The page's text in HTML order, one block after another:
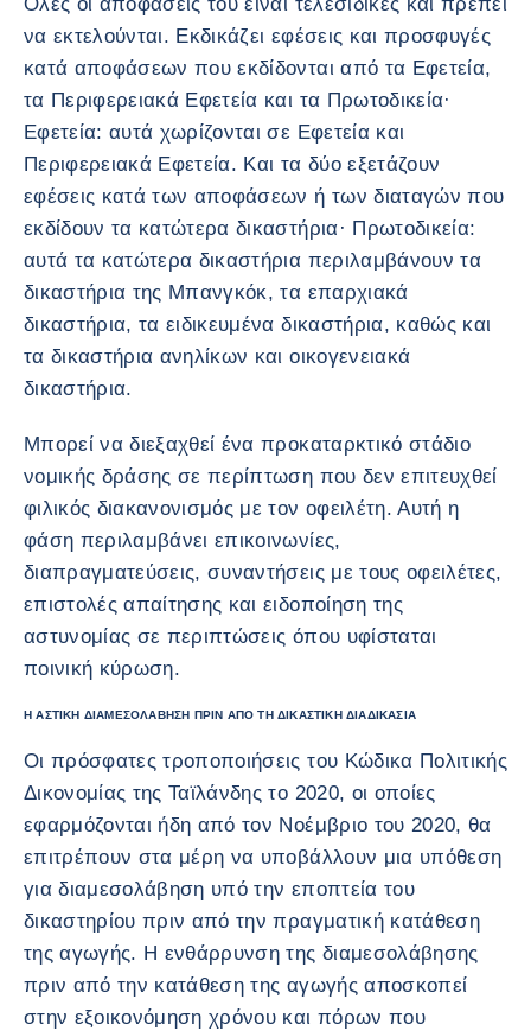
να εκτελούνται. Εκδικάζει εφέσεις και προσφυγές
κατά αποφάσεων που εκδίδονται από τα Εφετεία,
τα Περιφερειακά Εφετεία και τα Πρωτοδικεία·
Εφετεία: αυτά χωρίζονται σε Εφετεία και
Περιφερειακά Εφετεία. Και τα δύο εξετάζουν
εφέσεις κατά των αποφάσεων ή των διαταγών που
εκδίδουν τα κατώτερα δικαστήρια· Πρωτοδικεία:
αυτά τα κατώτερα δικαστήρια περιλαμβάνουν τα
δικαστήρια της Μπανγκόκ, τα επαρχιακά
δικαστήρια, τα ειδικευμένα δικαστήρια, καθώς και
τα δικαστήρια ανηλίκων και οικογενειακά
δικαστήρια.
Μπορεί να διεξαχθεί ένα προκαταρκτικό στάδιο
νομικής δράσης σε περίπτωση που δεν επιτευχθεί
φιλικός διακανονισμός με τον οφειλέτη. Αυτή η
φάση περιλαμβάνει επικοινωνίες,
διαπραγματεύσεις, συναντήσεις με τους οφειλέτες,
επιστολές απαίτησης και ειδοποίηση της
αστυνομίας σε περιπτώσεις όπου υφίσταται
ποινική κύρωση.
Η ΑΣΤΙΚΉ ΔΙΑΜΕΣΟΛΆΒΗΣΗ ΠΡΙΝ ΑΠΌ ΤΗ ΔΙΚΑΣΤΙΚΉ ΔΙΑΔΙΚΑΣΊΑ
Οι πρόσφατες τροποποιήσεις του Κώδικα Πολιτικής
Δικονομίας της Ταϊλάνδης το 2020, οι οποίες
εφαρμόζονται ήδη από τον Νοέμβριο του 2020, θα
επιτρέπουν στα μέρη να υποβάλλουν μια υπόθεση
για διαμεσολάβηση υπό την εποπτεία του
δικαστηρίου πριν από την πραγματική κατάθεση
της αγωγής. Η ενθάρρυνση της διαμεσολάβησης
πριν από την κατάθεση της αγωγής αποσκοπεί
στην εξοικονόμηση χρόνου και πόρων που